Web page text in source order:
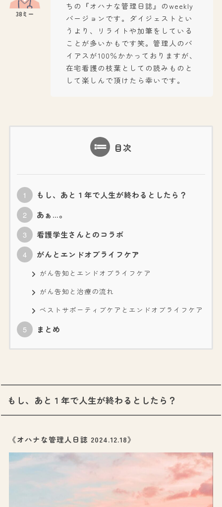
ちの『オハナな管理日誌』のweekly
バージョンです。ダイジェストとい
うより、リライトや加筆をしている
ことが多いかもです笑。管理人のバ
イアスが100％かかっておりますが、
在宅看護の枝葉としての読みものと
して楽しんで頂けたら幸いです。
目次
もし、あと１年で人生が終わるとしたら？
あぁ…。
看護学生さんとのコラボ
がんとエンドオブライフケア
がん告知とエンドオブライフケア
がん告知と治療の流れ
ベストサポーティブケアとエンドオブライフケア
まとめ
もし、あと１年で人生が終わるとしたら？
《オハナな管理人日誌 2024.12.18》